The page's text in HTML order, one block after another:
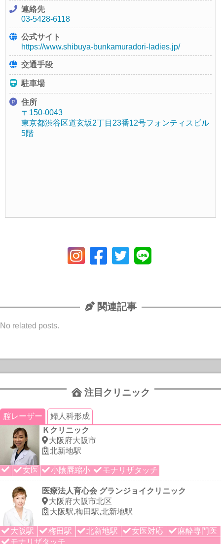
連絡先
03-5428-6118
公式サイト
https://www.shibuya-bunkamuradori-ladies.jp/
交通手段
駐車場
住所
〒150-0043
東京都渋谷区道玄坂2丁目23番12号フォンティスビル
5階
関連記事
No related posts.
注目クリニック
腟レーザー
婦人科形成
Ｋクリニック
大阪府大阪市
北新地駅
女医 小陰唇縮小 モナリザタッチ
医療法人育心会 グランジョイクリニック
大阪府大阪市北区
大阪駅,梅田駅,北新地駅
大阪駅 梅田駅 北新地駅 女医対応
麻酔専門医
モナリザタッチ